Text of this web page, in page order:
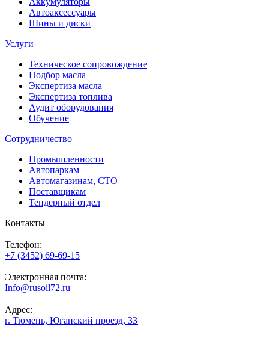
Автоаксессуары
Шины и диски
Услуги
Техническое сопровождение
Подбор масла
Экспертиза масла
Экспертиза топлива
Аудит оборудования
Обучение
Сотрудничество
Промышленности
Автопаркам
Автомагазинам, СТО
Поставщикам
Тендерный отдел
Контакты
Телефон:
+7 (3452) 69-69-15
Электронная почта:
Info@rusoil72.ru
Адрес:
г. Тюмень, Юганский проезд, 33